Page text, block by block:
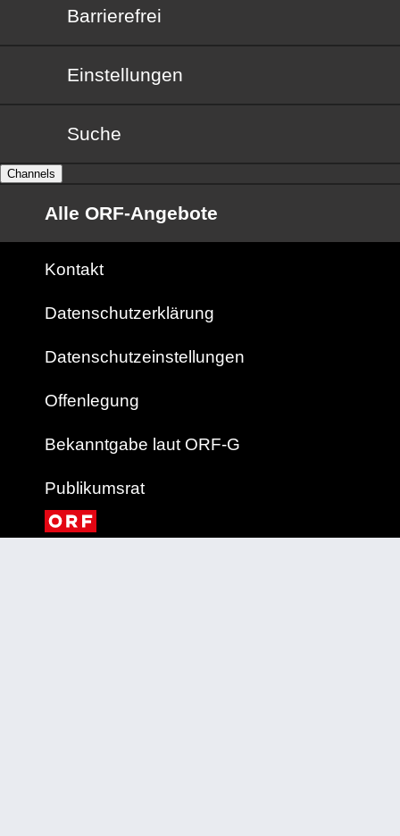
Barrierefrei
Barrierefrei
Einstellungen
Suche
Channels
Alle ORF-Angebote
Kontakt
Datenschutzerklärung
Datenschutzeinstellungen
Offenlegung
Bekanntgabe laut ORF-G
Publikumsrat